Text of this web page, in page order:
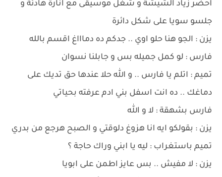
احضر زياد الشيشة و شغل موسيقى مع انارة هادئة و
جلسو سويا على شكل دائرة
يزن : الجو هنا حلو اوي .. جدكم ده دماااغ اقسم بالله
فارس : لو كمل جميله بس و جابلنا نسوان
تميم : اتلم يا فارس .. و الله حلا عندها حق تديك على
دماغك .. ده انت اسفل بني ادم عرفته بحياتي
فارس بشهقة : لا و الله
يزن : بقولكو ايه انا هزوغ دلوقتي و الصبح هرجع من بدري
تميم باستغراب : ليه يا ابني وراك حاجة ؟
يزن : لا مفيش .. بس عايز اطمن على ابويا